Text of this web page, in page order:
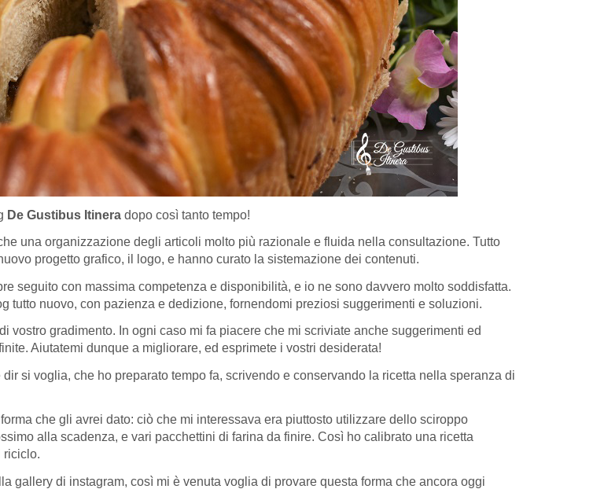
De Gustibus Itinera dopo così tanto tempo!
una organizzazione degli articoli molto più razionale e fluida nella consultazione. Tutto
progetto grafico, il logo, e hanno curato la sistemazione dei contenuti.
seguito con massima competenza e disponibilità, e io ne sono davvero molto soddisfatta.
tutto nuovo, con pazienza e dedizione, fornendomi preziosi suggerimenti e soluzioni.
gradimento. In ogni caso mi fa piacere che mi scriviate anche suggerimenti ed
Aiutatemi dunque a migliorare, ed esprimete i vostri desiderata!
si voglia, che ho preparato tempo fa, scrivendo e conservando la ricetta nella speranza di
che gli avrei dato: ciò che mi interessava era piuttosto utilizzare dello sciroppo
alla scadenza, e vari pacchettini di farina da finire. Così ho calibrato una ricetta
riciclo.
gallery di instagram, così mi è venuta voglia di provare questa forma che ancora oggi